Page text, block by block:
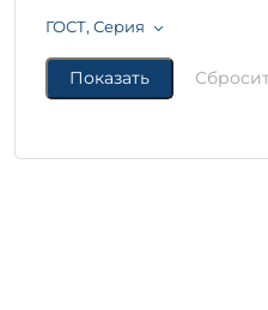
ГОСТ, Серия